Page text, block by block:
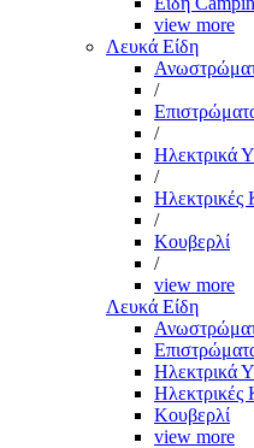
view more
Λευκά Είδη
/
/
Ηλεκτρικά
/
Ηλεκτρικές
/
Κουβερλί
/
view more
Λευκά Είδη
Ηλεκτρικά
Ηλεκτρικές
Κουβερλί
view more